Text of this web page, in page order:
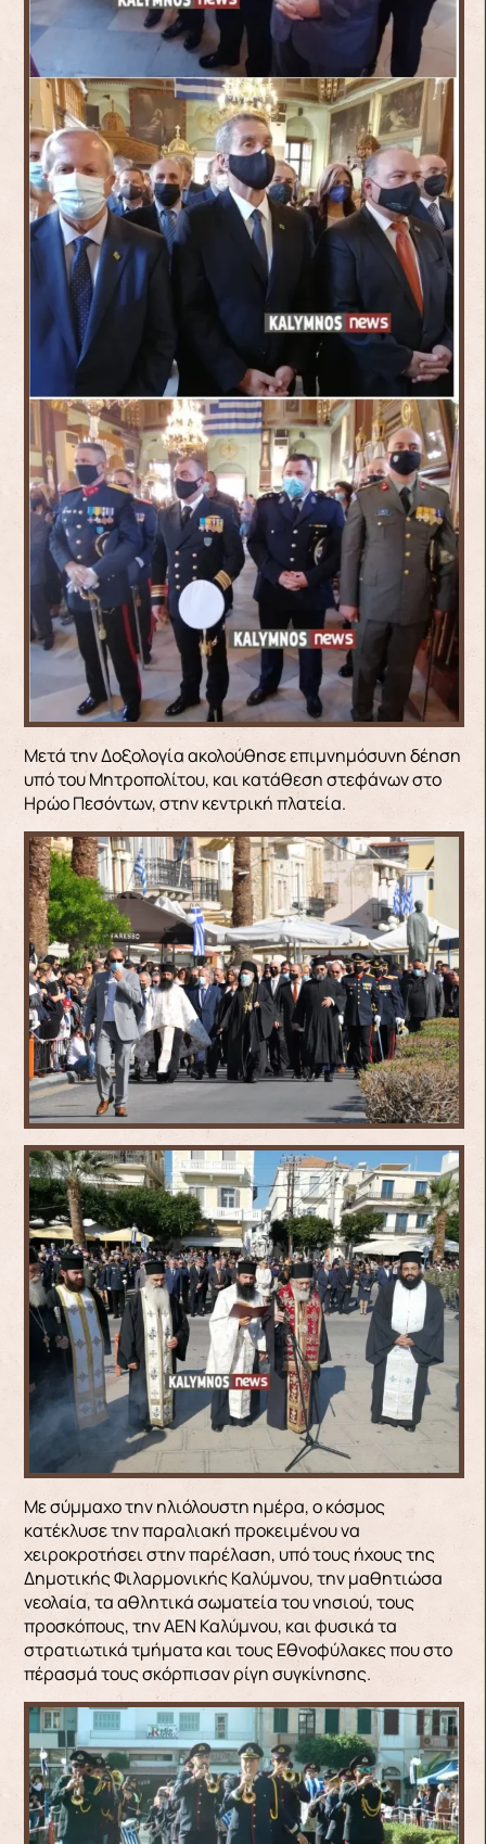
Μετά την Δοξολογία ακολούθησε επιμνημόσυνη δέηση
υπό του Μητροπολίτου, και κατάθεση στεφάνων στο
Ηρώο Πεσόντων, στην κεντρική πλατεία.
Με σύμμαχο την ηλιόλουστη ημέρα, ο κόσμος
κατέκλυσε την παραλιακή προκειμένου να
χειροκροτήσει στην παρέλαση, υπό τους ήχους της
Δημοτικής Φιλαρμονικής Καλύμνου, την μαθητιώσα
νεολαία, τα αθλητικά σωματεία του νησιού, τους
προσκόπους, την ΑΕΝ Καλύμνου, και φυσικά τα
στρατιωτικά τμήματα και τους Εθνοφύλακες που στο
πέρασμά τους σκόρπισαν ρίγη συγκίνησης.